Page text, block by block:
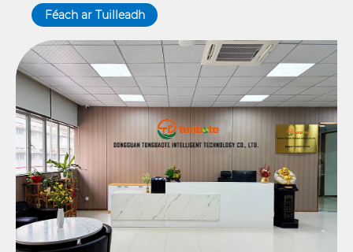
chásanna éagsúla cosúil le hóstáin, coimpléisc
feirmeoireacht talmhaíochta, Villas, etc.
Féach ar Tuilleadh